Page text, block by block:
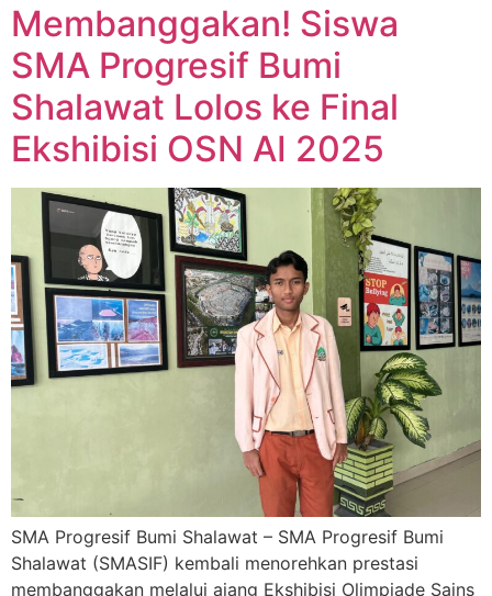
Membanggakan! Siswa
SMA Progresif Bumi
Shalawat Lolos ke Final
Ekshibisi OSN AI 2025
SMA Progresif Bumi Shalawat – SMA Progresif Bumi
Shalawat (SMASIF) kembali menorehkan prestasi
membanggakan melalui ajang Ekshibisi Olimpiade Sains